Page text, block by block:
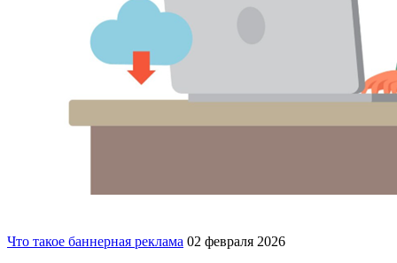
Что такое баннерная реклама 02 февраля 2026